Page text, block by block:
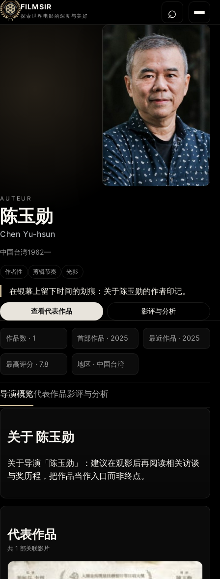
FILMSIR
探索世界电影的深度与美好 菜单
⌕打开
AUTEUR
陈玉勋
Chen Yu-hsun
中国台湾1962—
作者性 剪辑节奏 光影
在银幕上留下时间的划痕：关于陈玉勋的作者印记。
查看代表作品 影评与分析
作品数 · 1 首部作品 · 2025 最近作品 · 2025
最高评分 · 7.8 地区 · 中国台湾
导演概览代表作品影评与分析
关于 陈玉勋
关于导演「陈玉勋」：建议在观影后再阅读相关访谈
与奖历程，把作品当作入口而非终点。
代表作品
共 1 部关联影片